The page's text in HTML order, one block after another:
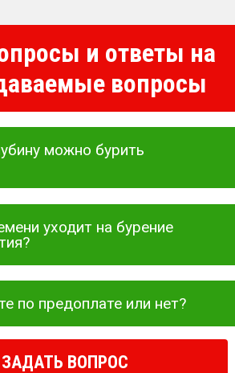
и ответы на
вопросы
можно бурить
уходит на бурение
по предоплате или нет?
ЗАДАТЬ ВОПРОС